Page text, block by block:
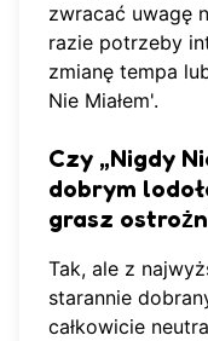
zwracać uwagę
razie potrzeby
zmianę tempa
Nie Miałem'.
Czy „Nigdy
dobrym
grasz
Tak, ale z
starannie
całkowicie